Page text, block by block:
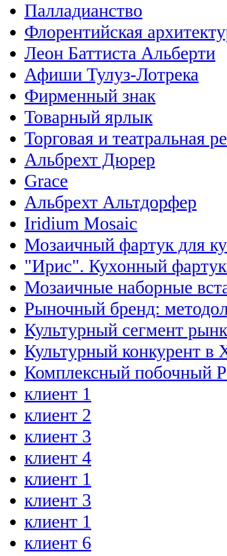
Палладианство
Флорентийская
Леон Баттиста Альберти
Афиши Тулуз-Лотрека
Фирменный знак
Товарный ярлык
Торговая и театральная
Альбрехт Дюрер
Grace
Альбрехт Альтдорфер
Iridium Mosaic
Мозаичный фартук для
"Ирис". Кухонный
Мозаичные наборные
Рыночный бренд:
Культурный сегмент
Культурный конкурент в
Комплексный побочный
клиент 1
клиент 2
клиент 3
клиент 4
клиент 1
клиент 3
клиент 1
клиент 6